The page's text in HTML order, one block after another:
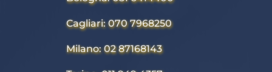
Cagliari: 070 7968250
Milano: 02 87168143